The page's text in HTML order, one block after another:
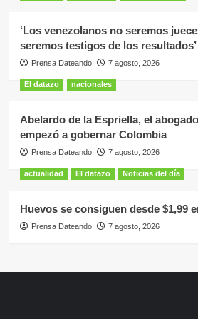
‘Los venezolanos no seremos
seremos testigos de los resultados’
Prensa Dateando 7 agosto, 2026
El datazo nacionales
Abelardo de la Espriella, el
empezó a gobernar Colombia
Prensa Dateando 7 agosto, 2026
actualidad El datazo Noticias del día
Huevos se consiguen desde $1,99
Prensa Dateando 7 agosto, 2026